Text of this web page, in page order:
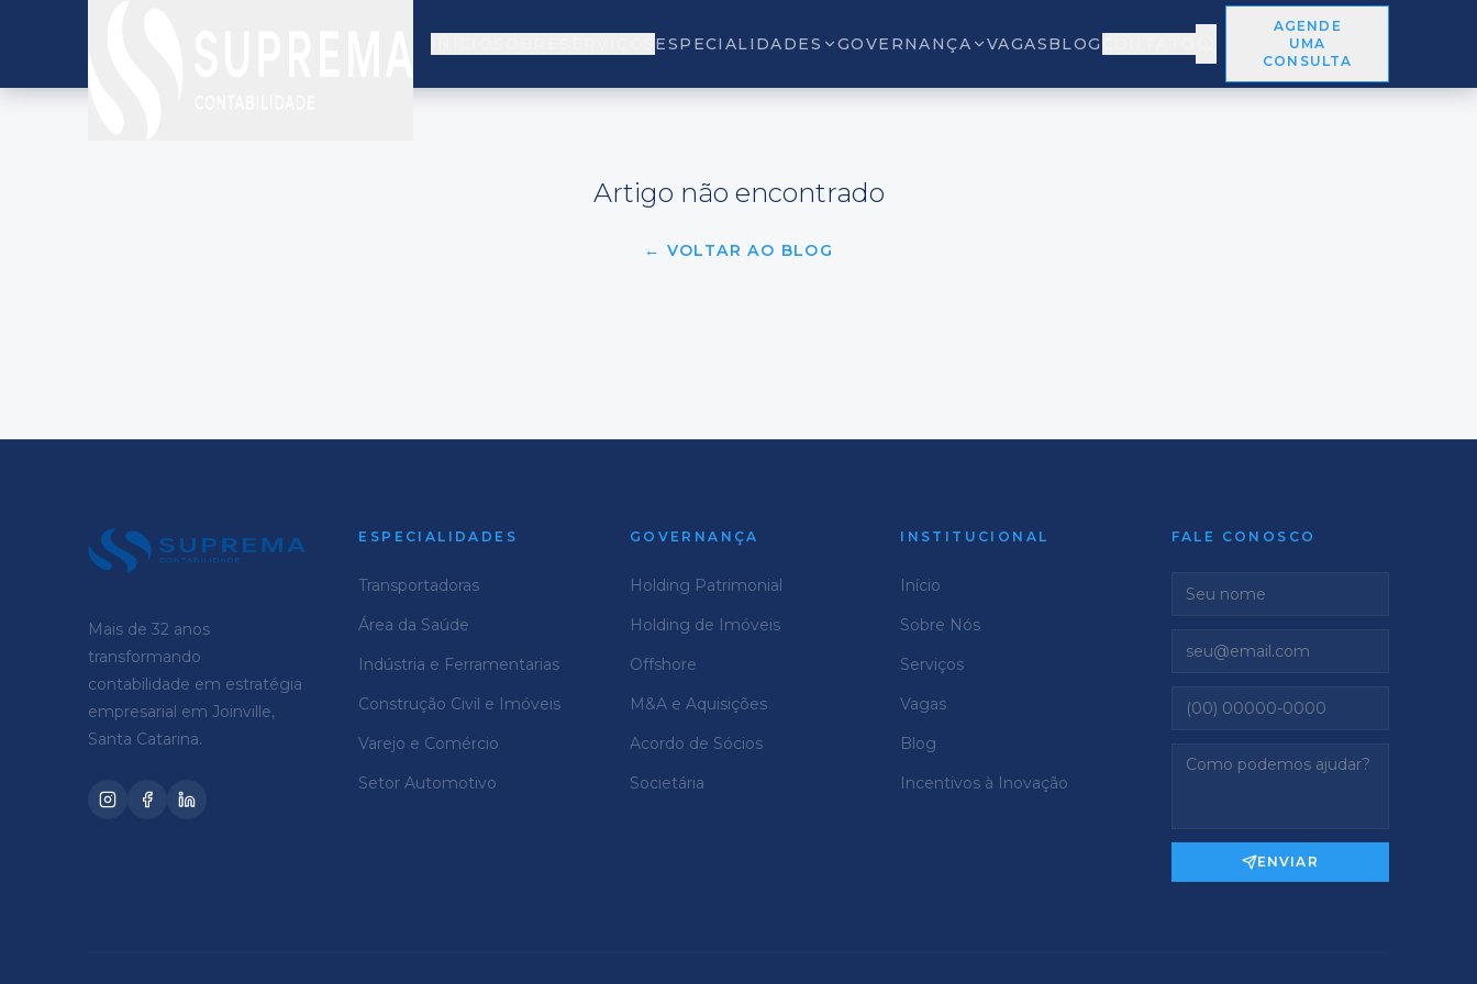
ESPECIALIDADES GOVERNANÇA VAGASBLOG
AGENDE
UMA
CONSULTA
Artigo não encontrado
← VOLTAR AO BLOG
Mais de 32 anos
transformando
contabilidade em estratégia
empresarial em Joinville,
Santa Catarina.
ESPECIALIDADES
Transportadoras
Área da Saúde
Indústria e Ferramentarias
Construção Civil e Imóveis
Varejo e Comércio
Setor Automotivo
GOVERNANÇA
Holding Patrimonial
Holding de Imóveis
Offshore
M&A e Aquisições
Acordo de Sócios
Societária
INSTITUCIONAL
Início
Sobre Nós
Serviços
Vagas
Blog
Incentivos à Inovação
FALE CONOSCO
ENVIAR